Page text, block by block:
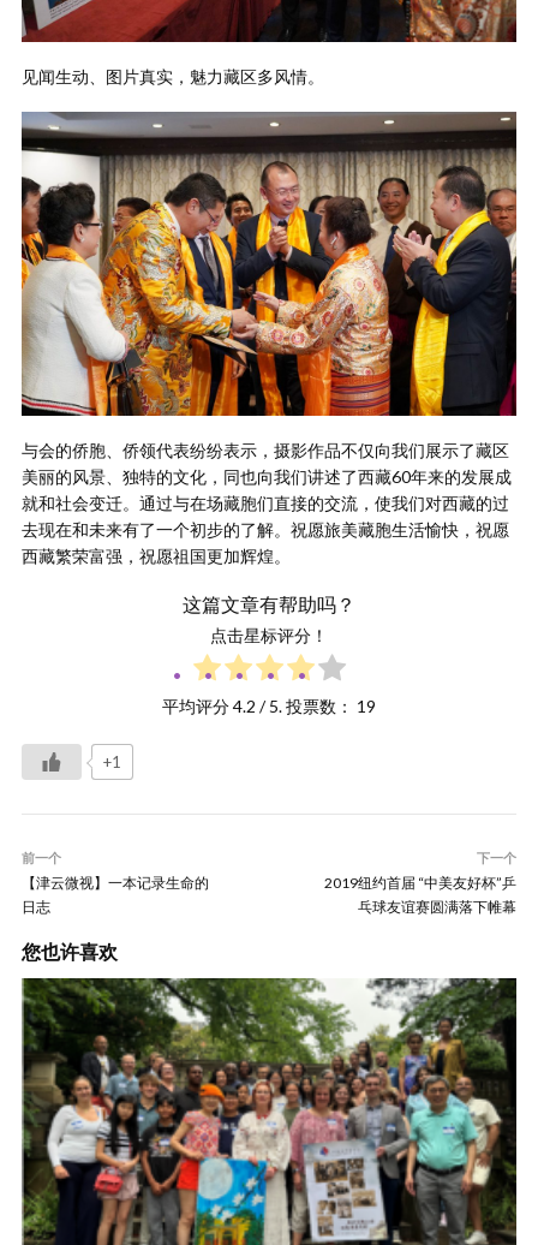
见闻生动、图片真实，魅力藏区多风情。
与会的侨胞、侨领代表纷纷表示，摄影作品不仅向我们展示了藏区
美丽的风景、独特的文化，同也向我们讲述了西藏60年来的发展成
就和社会变迁。通过与在场藏胞们直接的交流，使我们对西藏的过
去现在和未来有了一个初步的了解。祝愿旅美藏胞生活愉快，祝愿
西藏繁荣富强，祝愿祖国更加辉煌。
这篇文章有帮助吗？
点击星标评分！
平均评分4.2 / 5. 投票数： 19
+1
前一个
【津云微视】一本记录生命的
日志
下一个
2019纽约首届 “中美友好杯”乒
乓球友谊赛圆满落下帷幕
您也许喜欢